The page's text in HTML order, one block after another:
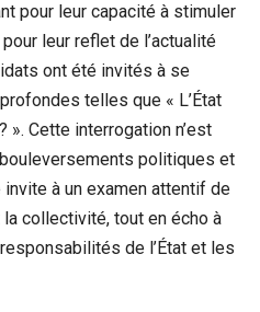
pour leur capacité à stimuler
leur reflet de l’actualité
ont été invités à se
telles que « L’État
Cette interrogation n’est
politiques et
à un examen attentif de
collectivité, tout en écho à
de l’État et les